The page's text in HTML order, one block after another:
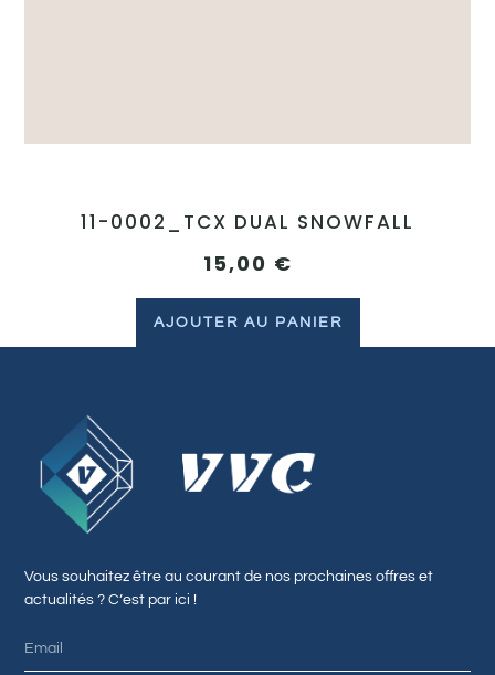
11-0002_TCX DUAL SNOWFALL
15,00 €
AJOUTER AU PANIER
Vous souhaitez être au courant de nos prochaines offres et
actualités ? C’est par ici !